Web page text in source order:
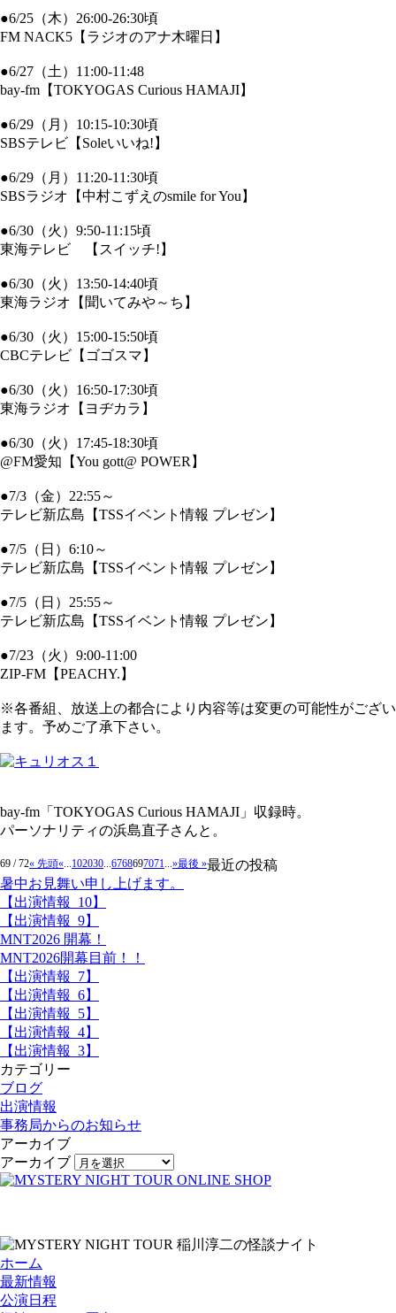
●6/25（木）26:00-26:30頃
FM NACK5【ラジオのアナ木曜日】
●6/27（土）11:00-11:48
bay-fm【TOKYOGAS Curious HAMAJI】
●6/29（月）10:15-10:30頃
SBSテレビ【Soleいいね!】
●6/29（月）11:20-11:30頃
SBSラジオ【中村こずえのsmile for You】
●6/30（火）9:50-11:15頃
東海テレビ 【スイッチ!】
●6/30（火）13:50-14:40頃
東海ラジオ【聞いてみや～ち】
●6/30（火）15:00-15:50頃
CBCテレビ【ゴゴスマ】
●6/30（火）16:50-17:30頃
東海ラジオ【ヨヂカラ】
●6/30（火）17:45-18:30頃
@FM愛知【You gott@ POWER】
●7/3（金）22:55～
テレビ新広島【TSSイベント情報 プレゼン】
●7/5（日）6:10～
テレビ新広島【TSSイベント情報 プレゼン】
●7/5（日）25:55～
テレビ新広島【TSSイベント情報 プレゼン】
●7/23（火）9:00-11:00
ZIP-FM【PEACHY.】
※各番組、放送上の都合により内容等は変更の可能性がござい
ます。予めご了承下さい。
bay-fm「TOKYOGAS Curious HAMAJI」収録時。
パーソナリティの浜島直子さんと。
69 / 72« 先頭«...102030...6768697071...»最後 »最近の投稿
暑中お見舞い申し上げます。
【出演情報_10】
【出演情報_9】
MNT2026 開幕！
MNT2026開幕目前！！
【出演情報_7】
【出演情報_6】
【出演情報_5】
【出演情報_4】
【出演情報_3】
カテゴリー
ブログ
出演情報
事務局からのお知らせ
アーカイブ
アーカイブ
ホーム
最新情報
公演日程